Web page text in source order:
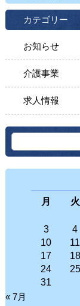
カテゴリー
お知らせ
介護事業
求人情報
月
火
3
4
10
11
17
18
24
25
31
« 7月